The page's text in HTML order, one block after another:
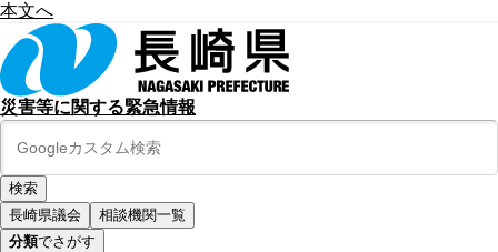
本文へ
災害等に関する緊急情報
長崎県議会
相談機関一覧
分類でさがす